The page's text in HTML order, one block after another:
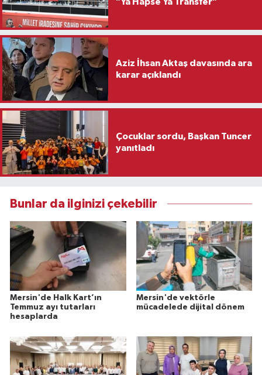
Aziz İhsan Aktaş davasında ara
karar açıklandı
Çocuklar sordu, Başkan Tuncer
yanıtladı
Bunlar da ilginizi çekebilir
Mersin'de Halk Kart’ın
Temmuz ayı tutarları
hesaplarda
Mersin'de vektörle
mücadelede dijital dönem